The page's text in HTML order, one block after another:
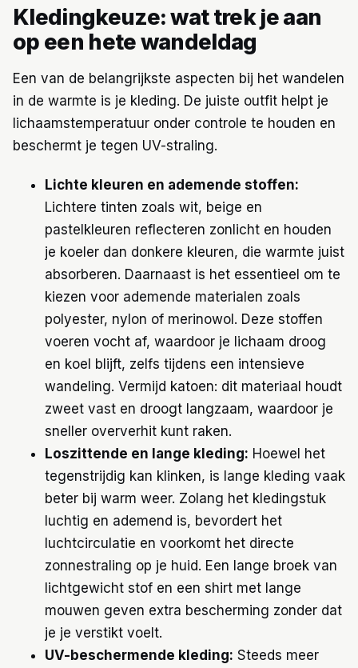
Kledingkeuze: wat trek je aan
op een hete wandeldag
Een van de belangrijkste aspecten bij het wandelen
in de warmte is je kleding. De juiste outfit helpt je
lichaamstemperatuur onder controle te houden en
beschermt je tegen UV-straling.
Lichte kleuren en ademende stoffen:
Lichtere tinten zoals wit, beige en
pastelkleuren reflecteren zonlicht en houden
je koeler dan donkere kleuren, die warmte juist
absorberen. Daarnaast is het essentieel om te
kiezen voor ademende materialen zoals
polyester, nylon of merinowol. Deze stoffen
voeren vocht af, waardoor je lichaam droog
en koel blijft, zelfs tijdens een intensieve
wandeling. Vermijd katoen: dit materiaal houdt
zweet vast en droogt langzaam, waardoor je
sneller oververhit kunt raken.
Loszittende en lange kleding: Hoewel het
tegenstrijdig kan klinken, is lange kleding vaak
beter bij warm weer. Zolang het kledingstuk
luchtig en ademend is, bevordert het
luchtcirculatie en voorkomt het directe
zonnestraling op je huid. Een lange broek van
lichtgewicht stof en een shirt met lange
mouwen geven extra bescherming zonder dat
je je verstikt voelt.
UV-beschermende kleding: Steeds meer